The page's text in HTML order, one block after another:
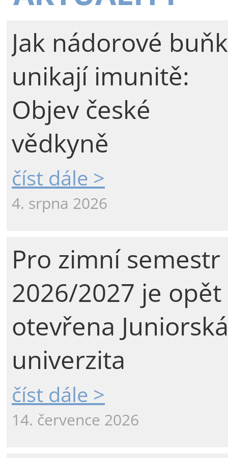
Jak nádorové
unikají imunitě:
Objev české
vědkyně
číst dále >
4. srpna 2026
Pro zimní semestr
2026/2027 je opět
otevřena Juniorská
univerzita
číst dále >
14. července 2026